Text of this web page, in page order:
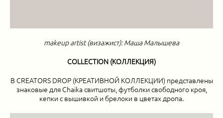
makeup artist (визажист): Маша Малышева
COLLECTION (КОЛЛЕКЦИЯ)
В CREATORS DROP (КРЕАТИВНОЙ КОЛЛЕКЦИИ) представлены
знаковые для Chaika свитшоты, футболки свободного кроя,
кепки с вышивкой и брелоки в цветах дропа.